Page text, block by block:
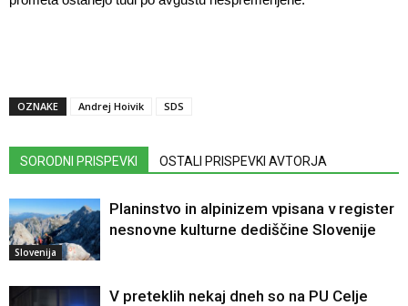
OZNAKE Andrej Hoivik SDS
SORODNI PRISPEVKI OSTALI PRISPEVKI AVTORJA
Slovenija
Planinstvo in alpinizem vpisana v register
nesnovne kulturne dediščine Slovenije
V preteklih nekaj dneh so na PU Celje